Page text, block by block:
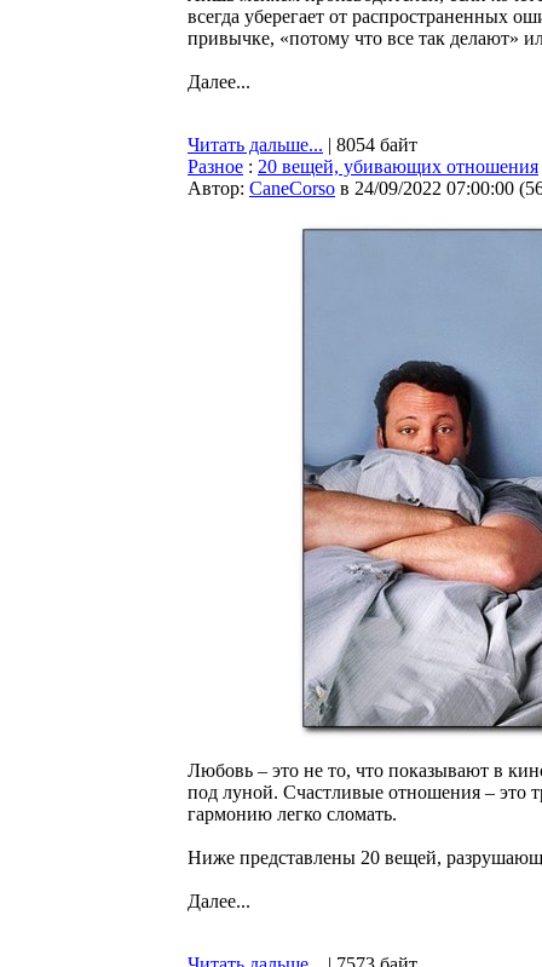
всегда уберегает от распространенных
привычке, «потому что все так делают»
Далее...
Читать дальше... | 8054 байт
Разное : 20 вещей, убивающих отношения
Автор: CaneCorso в 24/09/2022 07:00:00 (
Любовь – это не то, что показывают в
под луной. Счастливые отношения – это
гармонию легко сломать.
Ниже представлены 20 вещей,
Далее...